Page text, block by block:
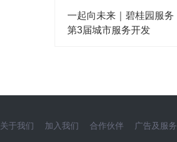
一起向未来｜碧桂园服务
第3届城市服务开发
关于我们 加入我们 合作伙伴 广告及服务